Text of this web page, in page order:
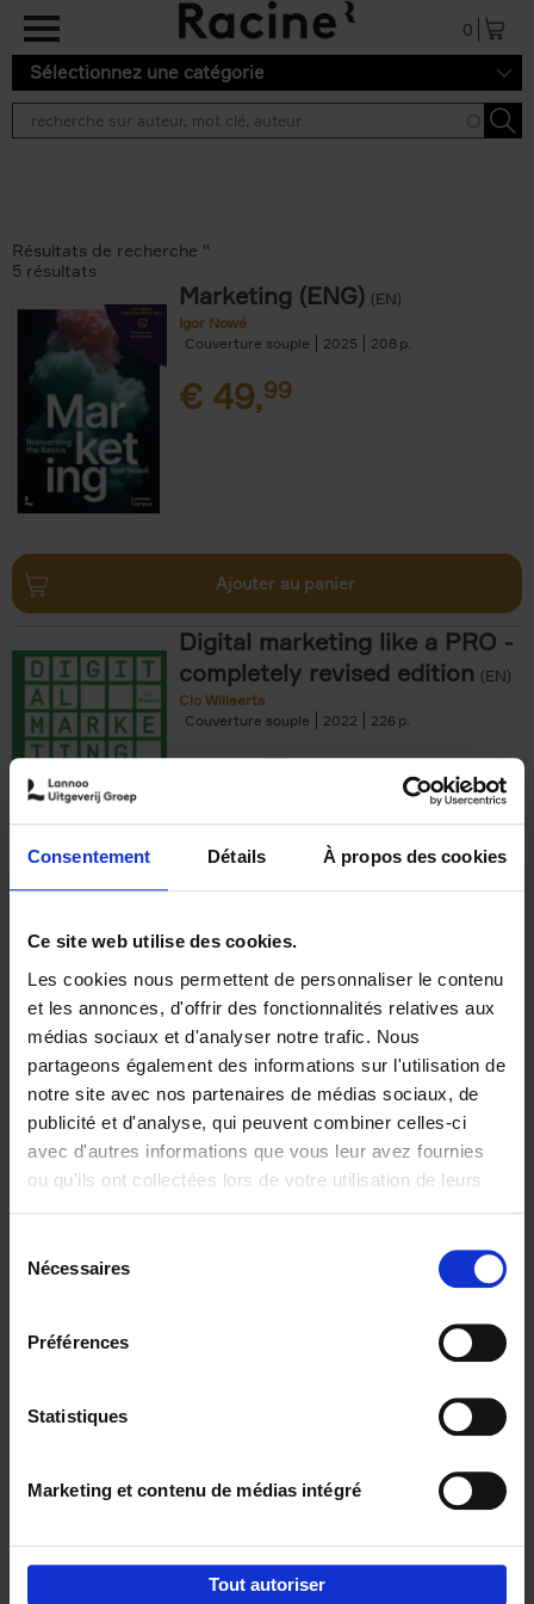
Consentement Détails À propos des cookies
Ce site web utilise des cookies.
Les cookies nous permettent de personnaliser le contenu
et les annonces, d'offrir des fonctionnalités relatives aux
médias sociaux et d'analyser notre trafic. Nous
partageons également des informations sur l'utilisation de
notre site avec nos partenaires de médias sociaux, de
publicité et d'analyse, qui peuvent combiner celles-ci
avec d'autres informations que vous leur avez fournies
ou qu'ils ont collectées lors de votre utilisation de leurs
Nécessaires
Préférences
Statistiques
Marketing et contenu de médias intégré
Tout autoriser
Aller au contenu principal
0
Sélectionnez une catégorie
Résultats de recherche ''
5 résultats
Marketing (ENG) (EN)
Igor Nowé
Couverture souple
2025 208
€ 49,99
Ajouter au panier
Digital marketing like a PRO -
completely revised edition (EN)
Clo Willaerts
Couverture souple
2022 226
€35,50
The Offer You Can't
Refuse
Steven Van Belleghem
Couverture souple
2020 256
€37,50
Building Bonds = Building